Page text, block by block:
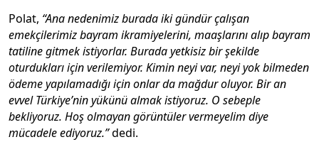
Polat, “Ana nedenimiz burada iki gündür çalışan
emekçilerimiz bayram ikramiyelerini, maaşlarını alıp bayram
tatiline gitmek istiyorlar. Burada yetkisiz bir şekilde
oturdukları için verilemiyor. Kimin neyi var, neyi yok bilmeden
ödeme yapılamadığı için onlar da mağdur oluyor. Bir an
evvel Türkiye’nin yükünü almak istiyoruz. O sebeple
bekliyoruz. Hoş olmayan görüntüler vermeyelim diye
mücadele ediyoruz.”dedi.